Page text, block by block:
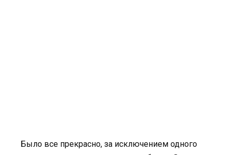
Было все прекрасно, за исключением одного